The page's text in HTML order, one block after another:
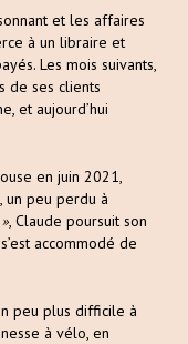
et les affaires
à un libraire et
Les mois suivants,
de ses clients
et aujourd’hui
en juin 2021,
un peu perdu à
, Claude poursuit son
accommodé de
peu plus difficile à
à vélo, en